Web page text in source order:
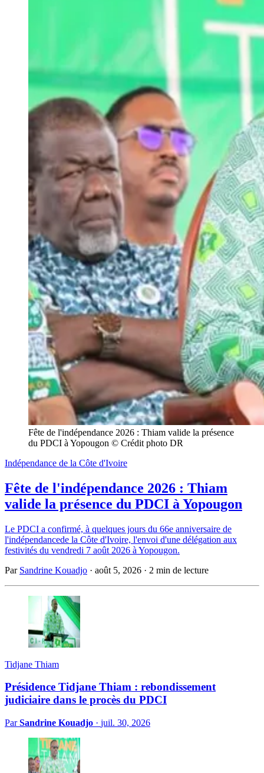
Fête de l'indépendance 2026 : Thiam valide la présence
du PDCI à Yopougon © Crédit photo DR
Indépendance de la Côte d'Ivoire
Fête de l'indépendance 2026 : Thiam
valide la présence du PDCI à Yopougon
Le PDCI a confirmé, à quelques jours du 66e anniversaire de
l'indépendancede la Côte d'Ivoire, l'envoi d'une délégation aux
festivités du vendredi 7 août 2026 à Yopougon.
Par Sandrine Kouadjo · août 5, 2026 · 2 min de lecture
Tidjane Thiam
Présidence Tidjane Thiam : rebondissement
judiciaire dans le procès du PDCI
ParSandrine Kouadjo · juil. 30, 2026